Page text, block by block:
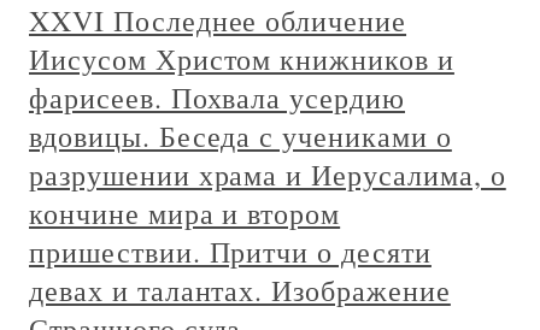
XXVI Последнее обличение
Иисусом Христом книжников и
фарисеев. Похвала усердию
вдовицы. Беседа с учениками о
разрушении храма и Иерусалима, о
кончине мира и втором
пришествии. Притчи о десяти
девах и талантах. Изображение